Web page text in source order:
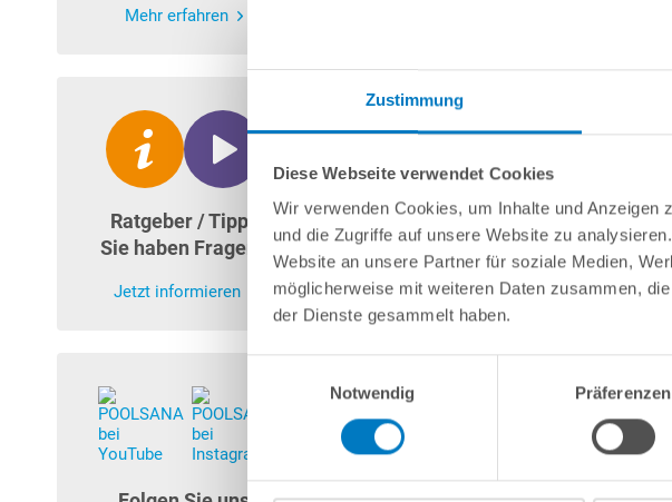
Zustimmung
Diese Webseite verwendet Cookies
Wir verwenden Cookies, um Inhalte und
und die Zugriffe auf unsere Website zu
Website an unsere Partner für soziale Medien,
möglicherweise mit weiteren Daten zusammen,
der Dienste gesammelt haben.
Notwendig
Präferenzen
Mehr erfahren
Ratgeber / Tipps
Sie haben Fragen?
Jetzt informieren